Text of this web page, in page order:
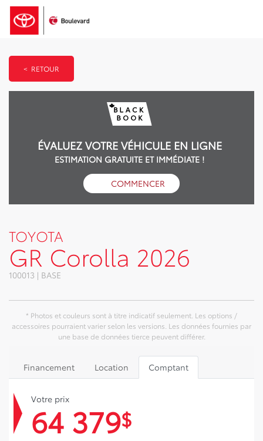
< RETOUR
ÉVALUEZ VOTRE VÉHICULE EN LIGNE
ESTIMATION GRATUITE ET IMMÉDIATE !
COMMENCER
TOYOTA
GR Corolla 2026
100013 | BASE
* Photos et couleurs sont à titre indicatif seulement. Les options /
accessoires pourraient varier selon les versions. Les données fournies par
une base de données tierce peuvent différer.
Financement Location Comptant
Votre prix
64 379$